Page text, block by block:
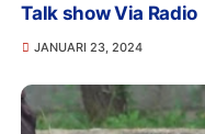
Talk show Via Radio
JANUARI 23, 2024